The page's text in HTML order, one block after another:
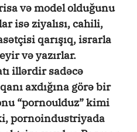
və model olduğunu
isə ziyalısı, cahili,
qarışıq, israrla
və yazırlar.
illərdir sadəcə
axdığına görə bir
“pornoulduz” kimi
pornoindustriyada